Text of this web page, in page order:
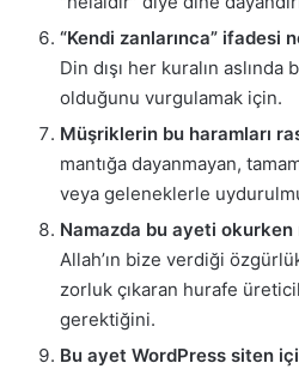
“Kendi zanlarınca” ifadesi
Din dışı her kuralın aslında
olduğunu vurgulamak için.
Müşriklerin bu haramları
mantığa dayanmayan,
veya geleneklerle
Namazda bu ayeti
Allah’ın bize verdiği
zorluk çıkaran hurafe
gerektiğini.
Bu ayet WordPress siten